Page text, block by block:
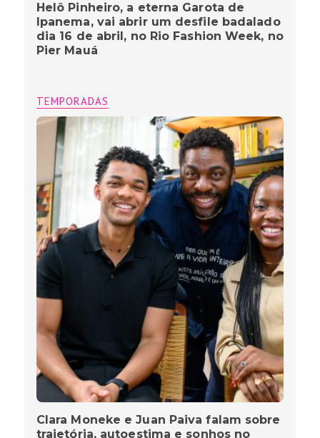
Helô Pinheiro, a eterna Garota de
Ipanema, vai abrir um desfile badalado
dia 16 de abril, no Rio Fashion Week, no
Pier Mauá
TEMPORADAS
Clara Moneke e Juan Paiva falam sobre
trajetória, autoestima e sonhos no